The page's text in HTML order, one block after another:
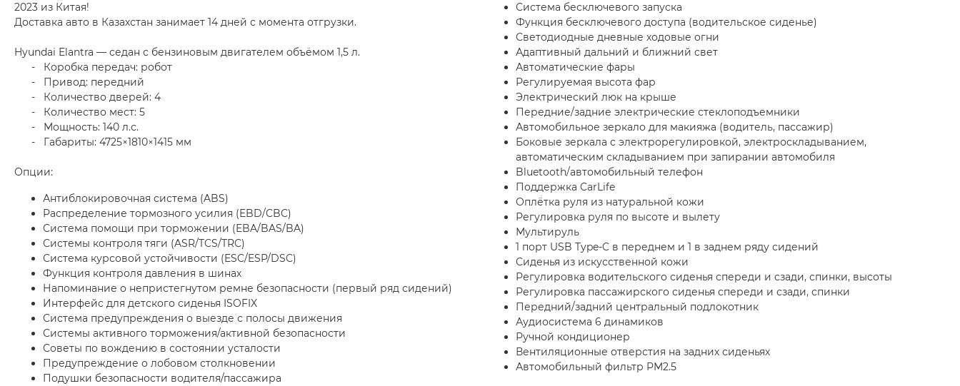
2023 из Китая!
Доставка авто в Казахстан занимает 14 дней с момента отгрузки.
Hyundai Elantra — седан с бензиновым двигателем объёмом 1,5 л.
- Коробка передач: робот
- Привод: передний
- Количество дверей: 4
- Количество мест: 5
- Мощность: 140 л.с.
- Габариты: 4725×1810×1415 мм
Опции:
Антиблокировочная система (ABS)
Распределение тормозного усилия (EBD/CBC)
Система помощи при торможении (EBA/BAS/BA)
Системы контроля тяги (ASR/TCS/TRC)
Система курсовой устойчивости (ESC/ESP/DSC)
Функция контроля давления в шинах
Напоминание о непристегнутом ремне безопасности (первый ряд сидений)
Интерфейс для детского сиденья ISOFIX
Система предупреждения о выезде с полосы движения
Системы активного торможения/активной безопасности
Советы по вождению в состоянии усталости
Предупреждение о лобовом столкновении
Подушки безопасности водителя/пассажира
Система бесключевого запуска
Функция бесключевого доступа (водительское сиденье)
Светодиодные дневные ходовые огни
Адаптивный дальний и ближний свет
Автоматические фары
Регулируемая высота фар
Электрический люк на крыше
Передние/задние электрические стеклоподъемники
Автомобильное зеркало для макияжа (водитель, пассажир)
Боковые зеркала с электрорегулировкой, электроскладыванием,
автоматическим складыванием при запирании автомобиля
Bluetooth/автомобильный телефон
Поддержка CarLife
Оплётка руля из натуральной кожи
Регулировка руля по высоте и вылету
Мультируль
1 порт USB Type-C в переднем и 1 в заднем ряду сидений
Сиденья из искусственной кожи
Регулировка водительского сиденья спереди и сзади, спинки, высоты
Регулировка пассажирского сиденья спереди и сзади, спинки
Передний/задний центральный подлокотник
Аудиосистема 6 динамиков
Ручной кондиционер
Вентиляционные отверстия на задних сиденьях
Автомобильный фильтр PM2.5